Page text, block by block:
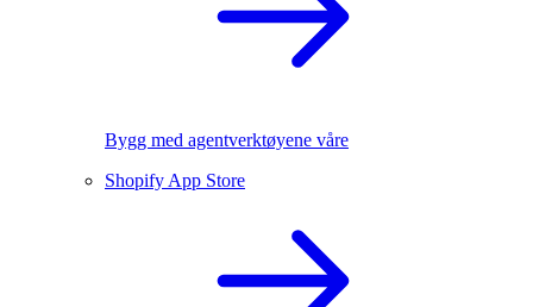
Bygg med agentverktøyene våre
Shopify App Store